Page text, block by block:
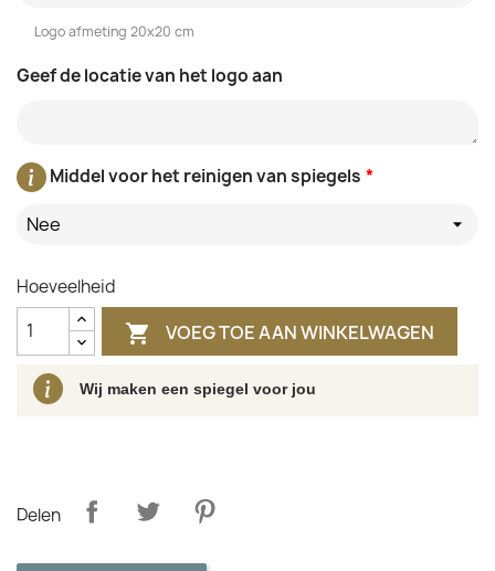
Logo afmeting 20x20 cm
Geef de locatie van het logo aan
*
Middel voor het reinigen van spiegels
Nee
Hoeveelheid
 VOEG TOE AAN WINKELWAGEN
Wij maken een spiegel voor jou
Delen